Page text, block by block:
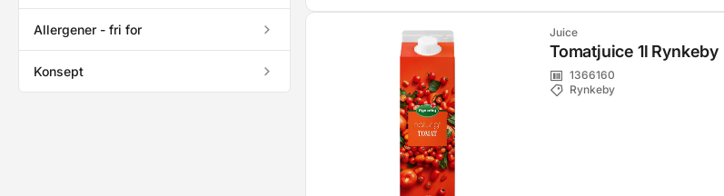
Allergener - fri for
Konsept
Juice
Tomatjuice 1l Rynkeby
1366160
Rynkeby